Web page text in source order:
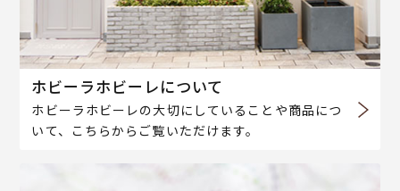
ホビーラホビーレについて
ホビーラホビーレの大切にしていることや商品につ
いて、こちらからご覧いただけます。